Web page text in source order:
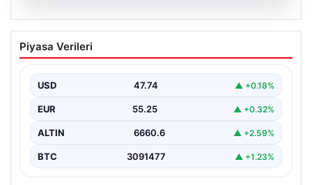
06.08.2026
MASAK’tan Ahbap Derneği raporu.
Hangi ünlü ne kadar bağış yaptı?
Bağışları ve Paranın Akibeti", "content": "Son dönemde
kamuoyunun…
Piyasa Verileri
USD 47.74 ▲ +0.18%
EUR 55.25 ▲ +0.32%
ALTIN 6660.6 ▲ +2.59%
BTC 3091477 ▲ +1.23%